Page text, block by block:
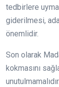
tedbirlere
giderilmesi,
önemlidir.
Son olarak
kokmasını